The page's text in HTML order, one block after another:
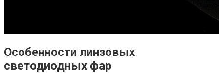
Особенности линзовых
светодиодных фар